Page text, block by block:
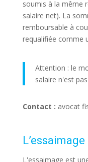
soumis à la même
salaire net). La
remboursable à
requalifiée comme
Attention : le
salaire n'est
Contact : avocat
L’essaimage
L'essaimage est